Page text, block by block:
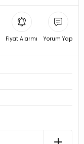
Fiyat Alarmı Yorum Yap